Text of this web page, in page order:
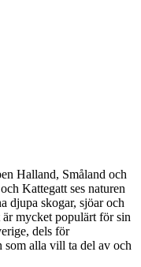
Halland, Småland och
Kattegatt ses naturen
djupa skogar, sjöar och
mycket populärt för sin
dels för
som alla vill ta del av och